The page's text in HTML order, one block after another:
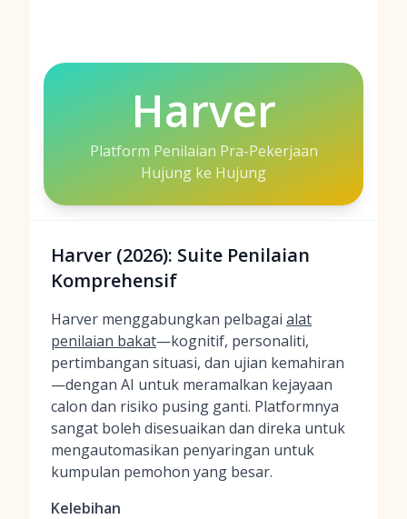
Harver
Platform Penilaian Pra-Pekerjaan
Hujung ke Hujung
Harver (2026): Suite Penilaian
Komprehensif
Harver menggabungkan pelbagai alat
penilaian bakat—kognitif, personaliti,
pertimbangan situasi, dan ujian kemahiran
—dengan AI untuk meramalkan kejayaan
calon dan risiko pusing ganti. Platformnya
sangat boleh disesuaikan dan direka untuk
mengautomasikan penyaringan untuk
kumpulan pemohon yang besar.
Kelebihan